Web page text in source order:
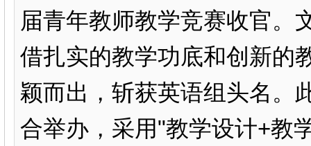
届青年教师教学竞赛收官。
借扎实的教学功底和创新的
颖而出，斩获英语组头名。
合举办，采用"教学设计+教